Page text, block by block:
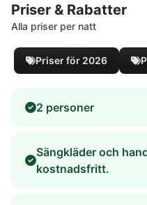
Priser & Rabatter
Alla priser per natt
Priser för 2026
2 personer
Sängkläder och
kostnadsfritt.